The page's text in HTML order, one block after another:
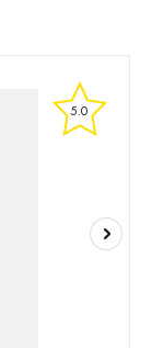
5.0